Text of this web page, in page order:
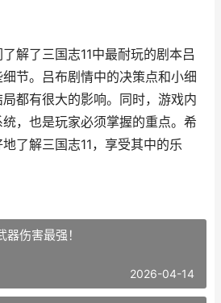
解了三国志11中最耐玩的剧本吕
节。吕布剧情中的决策点和小细
都有很大的影响。同时，游戏内
，也是玩家必须掌握的重点。希
了解三国志11，享受其中的乐
伤害最强！
2026-04-14